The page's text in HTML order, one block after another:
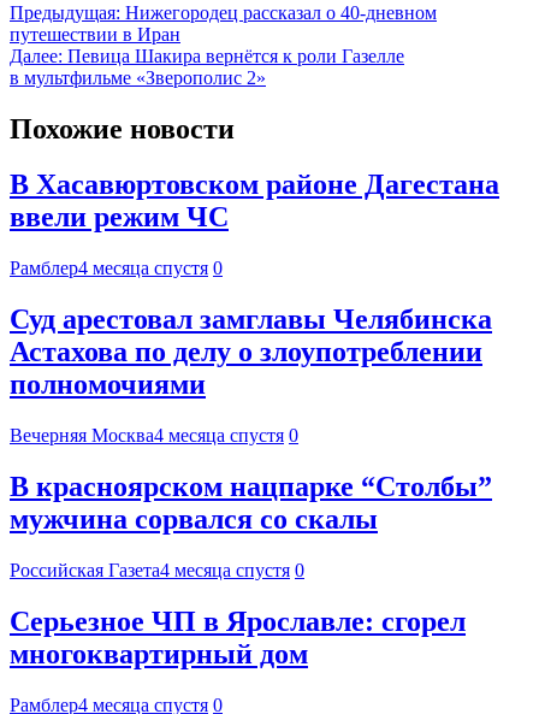
Предыдущая: Нижегородец рассказал о 40-дневном
путешествии в Иран
Далее: Певица Шакира вернётся к роли Газелле
в мультфильме «Зверополис 2»
Похожие новости
В Хасавюртовском районе Дагестана
ввели режим ЧС
Рамблер4 месяца спустя 0
Суд арестовал замглавы Челябинска
Астахова по делу о злоупотреблении
полномочиями
Вечерняя Москва4 месяца спустя 0
В красноярском нацпарке “Столбы”
мужчина сорвался со скалы
Российская Газета4 месяца спустя 0
Серьезное ЧП в Ярославле: сгорел
многоквартирный дом
Рамблер4 месяца спустя 0